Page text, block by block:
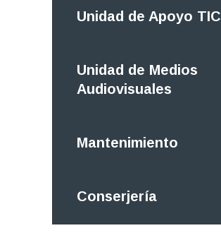
Unidad de Apoyo TIC
Unidad de Medios
Audiovisuales
Mantenimiento
Conserjería